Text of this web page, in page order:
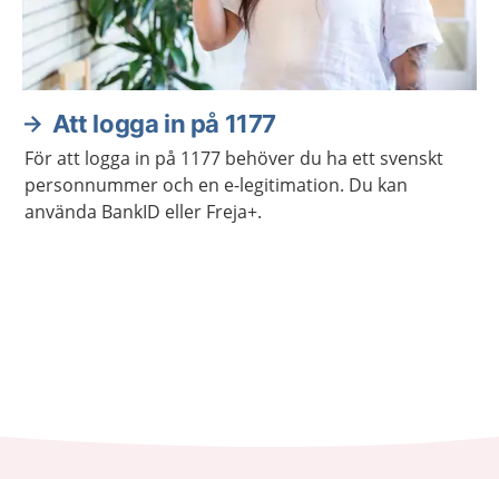
Att logga in på 1177
För att logga in på 1177 behöver du ha ett svenskt
personnummer och en e-legitimation. Du kan
använda BankID eller Freja+.